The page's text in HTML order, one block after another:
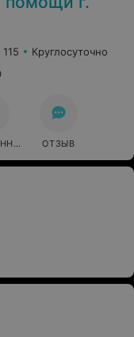
Круглосуточно
ОТЗЫВ